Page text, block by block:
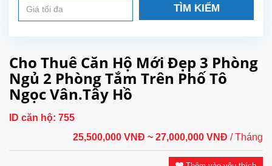
TÌM KIẾM
Cho Thuê Căn Hộ Mới Đẹp 3 Phòng
Ngủ 2 Phòng Tắm Trên Phố Tô
Ngọc Vân.Tây Hồ
ID căn hộ: 755
25,500,000 VNĐ ~ 27,000,000 VNĐ / Tháng